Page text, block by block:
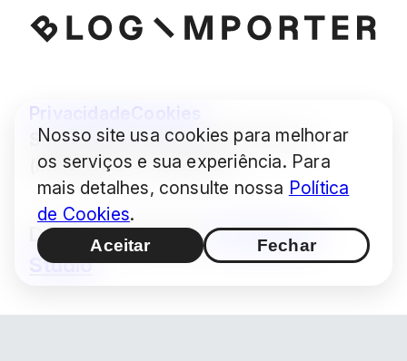
Privacidade
Cookies
Some images © Audrius Urbonas
(modified) — CC BY 4.0
Design / Produção:Hashimoto
Studio
Nosso site usa cookies para melhorar
os serviços e sua experiência. Para
mais detalhes, consulte nossa Política
de Cookies.
Aceitar Fechar